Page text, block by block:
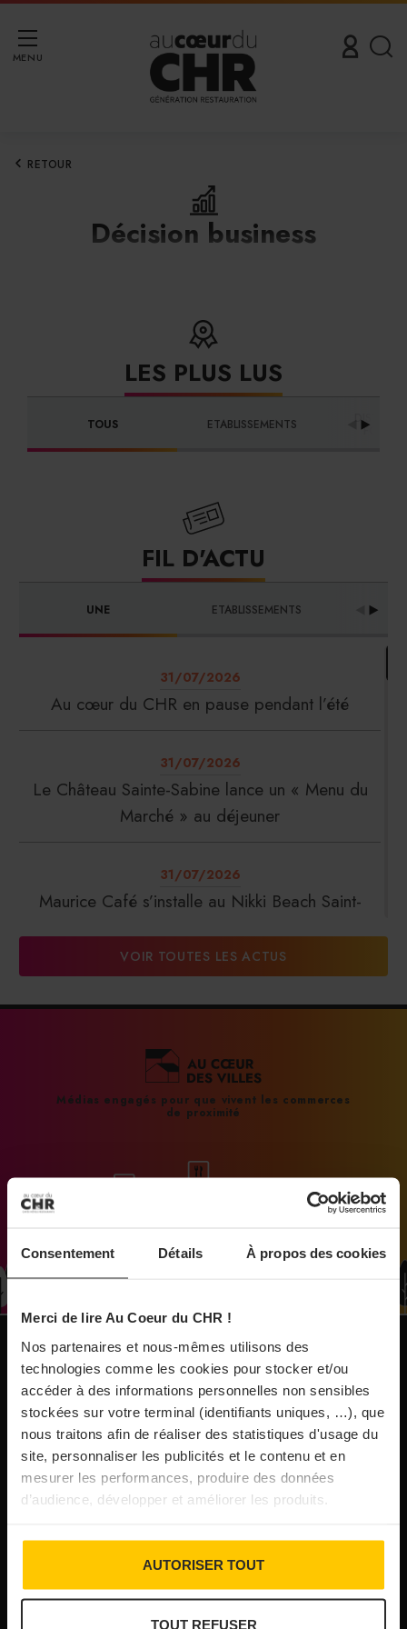
Consentement Détails À propos des cookies
Merci de lire Au Coeur du CHR !
Nos partenaires et nous-mêmes utilisons des
technologies comme les cookies pour stocker et/ou
accéder à des informations personnelles non sensibles
stockées sur votre terminal (identifiants uniques, …), que
nous traitons afin de réaliser des statistiques d'usage du
site, personnaliser les publicités et le contenu et en
mesurer les performances, produire des données
d’audience, développer et améliorer les produits.
AUTORISER TOUT
TOUT REFUSER
MENU
RETOUR
Décision business
LES PLUS LUS
TOUS ETABLISSEMENTS
FIL D'ACTU
UNE ETABLISSEMENTS
31/07/2026
Au cœur du CHR en pause pendant l’été
31/07/2026
Le Château Sainte-Sabine lance un « Menu du
Marché » au déjeuner
31/07/2026
Maurice Café s’installe au Nikki Beach Saint-
DalterFood Group franchit les 200 millions
31/07/2026
La Liste : La Réserve Paris de nouveau meilleur
maison de collectionneur
31/07/2026
Vins fins : la Chine affiche ses ambitions
31/07/2026
Brasserie Dupont : la bière saison, mais pas
que…
Incendies : l’aide d’urgence rehaussée à 8 000 €
pour les indépendants, l’autoroute A63 réouverte
VOIR TOUTES LES ACTUS
Médias engagés pour que vivent les commerces
de proximité
NOS PUBLICATIONS